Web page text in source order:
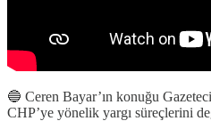
🔵 Ceren Bayar’ın konuğu
CHP’ye yönelik yargı süreçlerini